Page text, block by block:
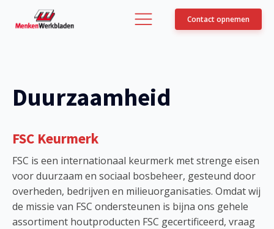
Contact opnemen
Duurzaamheid
FSC Keurmerk
FSC is een internationaal keurmerk met strenge eisen
voor duurzaam en sociaal bosbeheer, gesteund door
overheden, bedrijven en milieuorganisaties. Omdat wij
de missie van FSC ondersteunen is bijna ons gehele
assortiment houtproducten FSC gecertificeerd, vraag